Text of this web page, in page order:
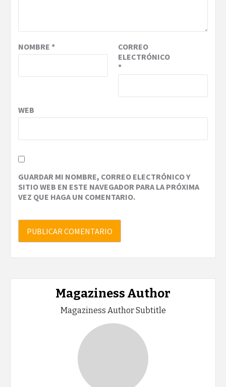
NOMBRE *
CORREO
ELECTRÓNICO
*
WEB
GUARDAR MI NOMBRE, CORREO ELECTRÓNICO Y
SITIO WEB EN ESTE NAVEGADOR PARA LA PRÓXIMA
VEZ QUE HAGA UN COMENTARIO.
Magaziness Author
Magaziness Author Subtitle